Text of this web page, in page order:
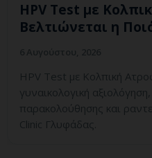
HPV Test με
Βελτιώνεται η
HPV Test με Κολπική
γυναικολογική
παρακολούθησης και
Clinic Γλυφάδας.